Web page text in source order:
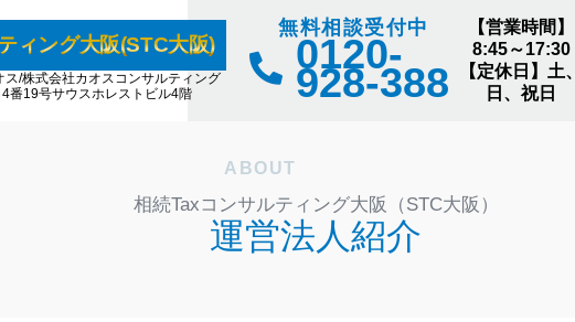
ィング大阪(STC大阪)
ス/株式会社カオスコンサルティング
番19号サウスホレストビル4階
無料相談受付中
0120-
928-388
【営業時間】
8:45～17:30
【定休日】土、
日、祝日
ABOUT
相続Taxコンサルティング大阪（STC大阪）
運営法人紹介